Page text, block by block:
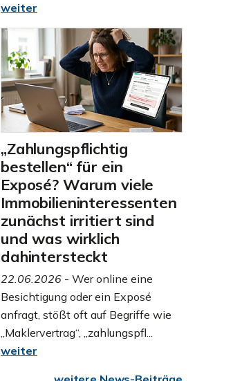
weiter
„Zahlungspflichtig
bestellen“ für ein
Exposé? Warum viele
Immobilieninteressenten
zunächst irritiert sind
und was wirklich
dahintersteckt
22.06.2026 - Wer online eine
Besichtigung oder ein Exposé
anfragt, stößt oft auf Begriffe wie
„Maklervertrag“, „zahlungspfl...
weiter